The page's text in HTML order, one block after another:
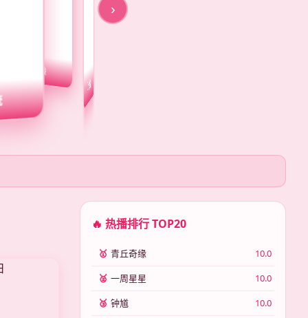
多浪迪总统
四十次约会
›
🔥 热播排行 TOP20
🥇 青丘奇缘
10.0
🥈 一周星星
10.0
🥉 钟馗
10.0